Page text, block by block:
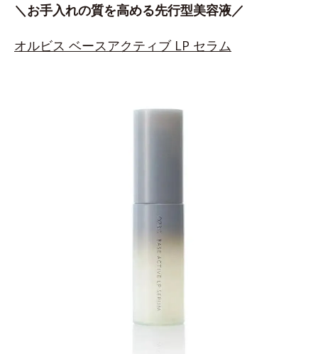
＼お手入れの質を高める先行型美容液／
オルビス ベースアクティブ LP セラム